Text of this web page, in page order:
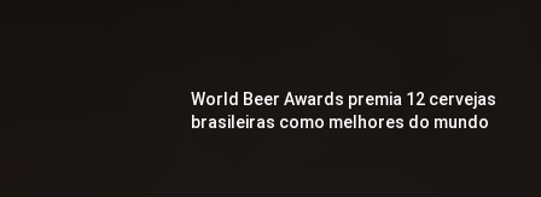
World Beer Awards premia 12 cervejas
brasileiras como melhores do mundo